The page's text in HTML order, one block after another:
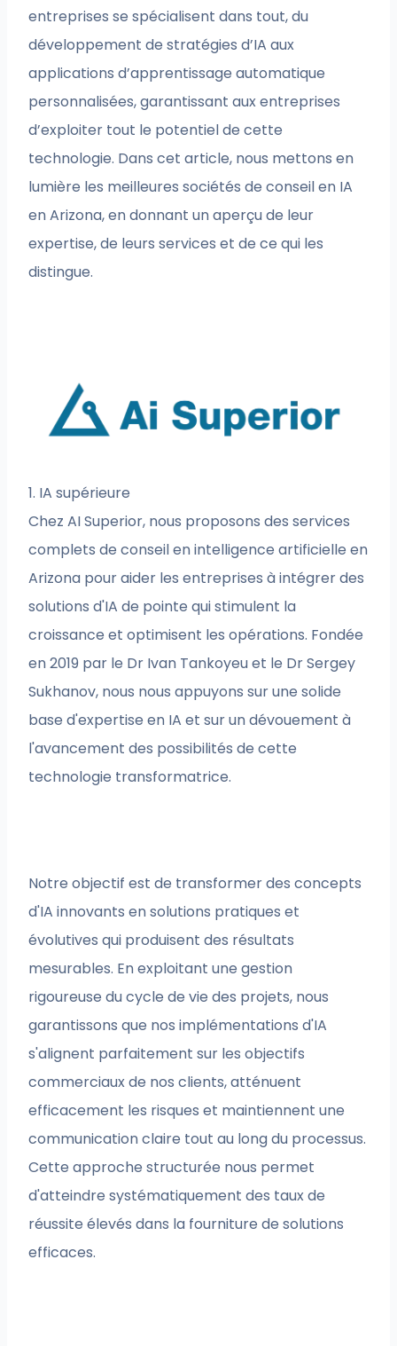
entreprises se spécialisent dans tout, du
développement de stratégies d’IA aux
applications d’apprentissage automatique
personnalisées, garantissant aux entreprises
d’exploiter tout le potentiel de cette
technologie. Dans cet article, nous mettons en
lumière les meilleures sociétés de conseil en IA
en Arizona, en donnant un aperçu de leur
expertise, de leurs services et de ce qui les
distingue.
1. IA supérieure
Chez AI Superior, nous proposons des services
complets de conseil en intelligence artificielle en
Arizona pour aider les entreprises à intégrer des
solutions d'IA de pointe qui stimulent la
croissance et optimisent les opérations. Fondée
en 2019 par le Dr Ivan Tankoyeu et le Dr Sergey
Sukhanov, nous nous appuyons sur une solide
base d'expertise en IA et sur un dévouement à
l'avancement des possibilités de cette
technologie transformatrice.
Notre objectif est de transformer des concepts
d'IA innovants en solutions pratiques et
évolutives qui produisent des résultats
mesurables. En exploitant une gestion
rigoureuse du cycle de vie des projets, nous
garantissons que nos implémentations d'IA
s'alignent parfaitement sur les objectifs
commerciaux de nos clients, atténuent
efficacement les risques et maintiennent une
communication claire tout au long du processus.
Cette approche structurée nous permet
d'atteindre systématiquement des taux de
réussite élevés dans la fourniture de solutions
efficaces.